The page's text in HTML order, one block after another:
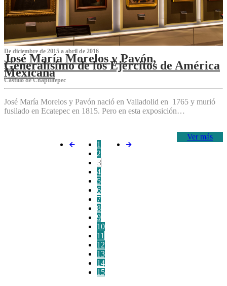
De diciembre de 2015 a abril de 2016
José María Morelos y Pavón,
Generalísimo de los Ejércitos de América
Mexicana
C‌astillo de Chapultepec
José María Morelos y Pavón nació en Valladolid en 1765 y murió
fusilado en Ecatepec en 1815. Pero en esta exposición…
Ver más
1
2
3
4
5
6
7
8
9
10
11
12
13
14
15